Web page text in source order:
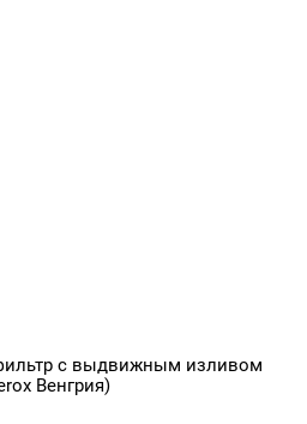
с выдвижным изливом
Венгрия)